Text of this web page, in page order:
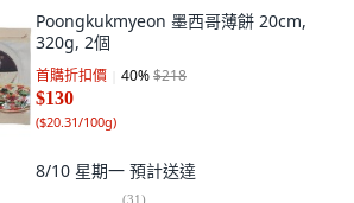
Poongkukmyeon 墨西哥薄餅 20cm,
320g, 2個
首購折扣價 40%$218
$130
($20.31/100g)
8/10 星期一 預計送達
(31)